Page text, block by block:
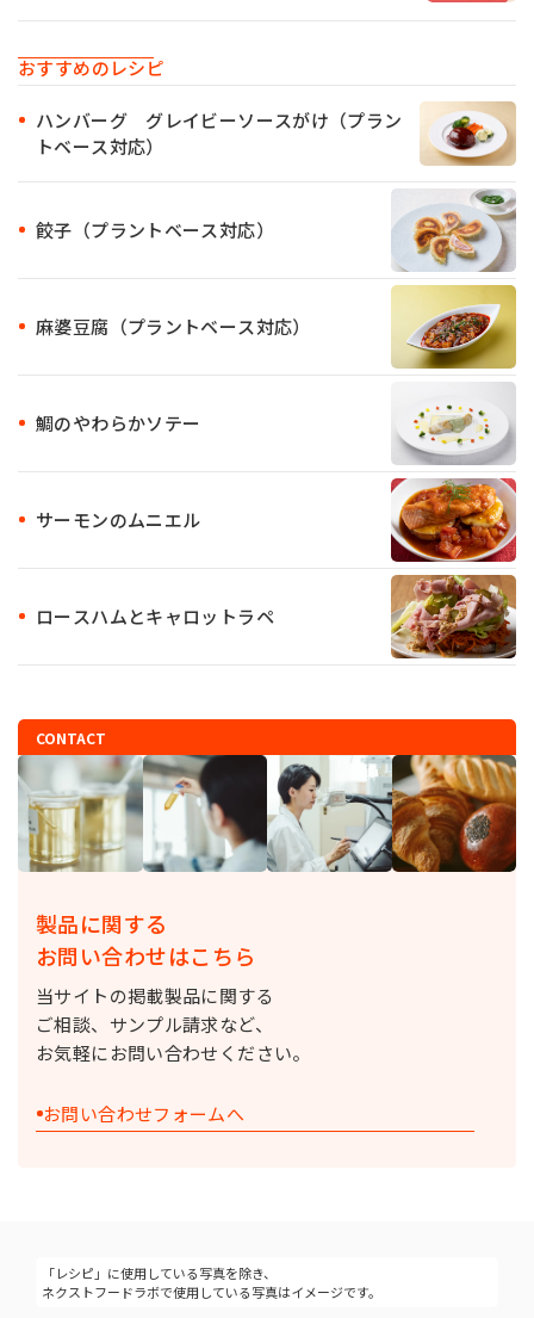
おすすめのレシピ
ハンバーグ グレイビーソースがけ（プラン
トベース対応）
餃子（プラントベース対応）
麻婆豆腐（プラントベース対応）
鯛のやわらかソテー
サーモンのムニエル
ロースハムとキャロットラペ
CONTACT
製品に関する
お問い合わせはこちら
当サイトの掲載製品に関する
ご相談、サンプル請求など、
お気軽にお問い合わせください。
お問い合わせフォームへ
「レシピ」に使用している写真を除き、
ネクストフードラボで使用している写真はイメージです。